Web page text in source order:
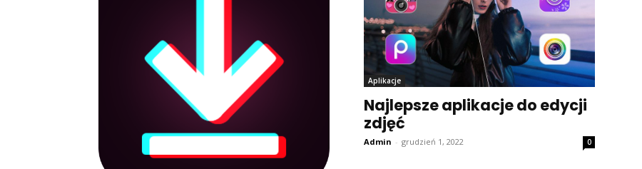
Aplikacje
Najlepsze aplikacje do edycji
zdjęć
Admin - grudzień 1, 2022 0